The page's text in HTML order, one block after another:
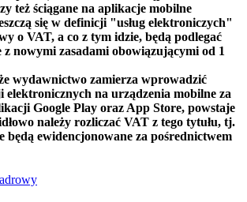
też ściągane na aplikacje mobilne
się w definicji "usług elektroniczych"
o VAT, a co z tym idzie, będą podlegać
z nowymi zasadami obowiązującymi od 1
wydawnictwo zamierza wprowadzić
elektronicznych na urządzenia mobilne za
Google Play oraz App Store, powstaje
należy rozliczać VAT z tego tytułu, tj.
będą ewidencjonowane za pośrednictwem